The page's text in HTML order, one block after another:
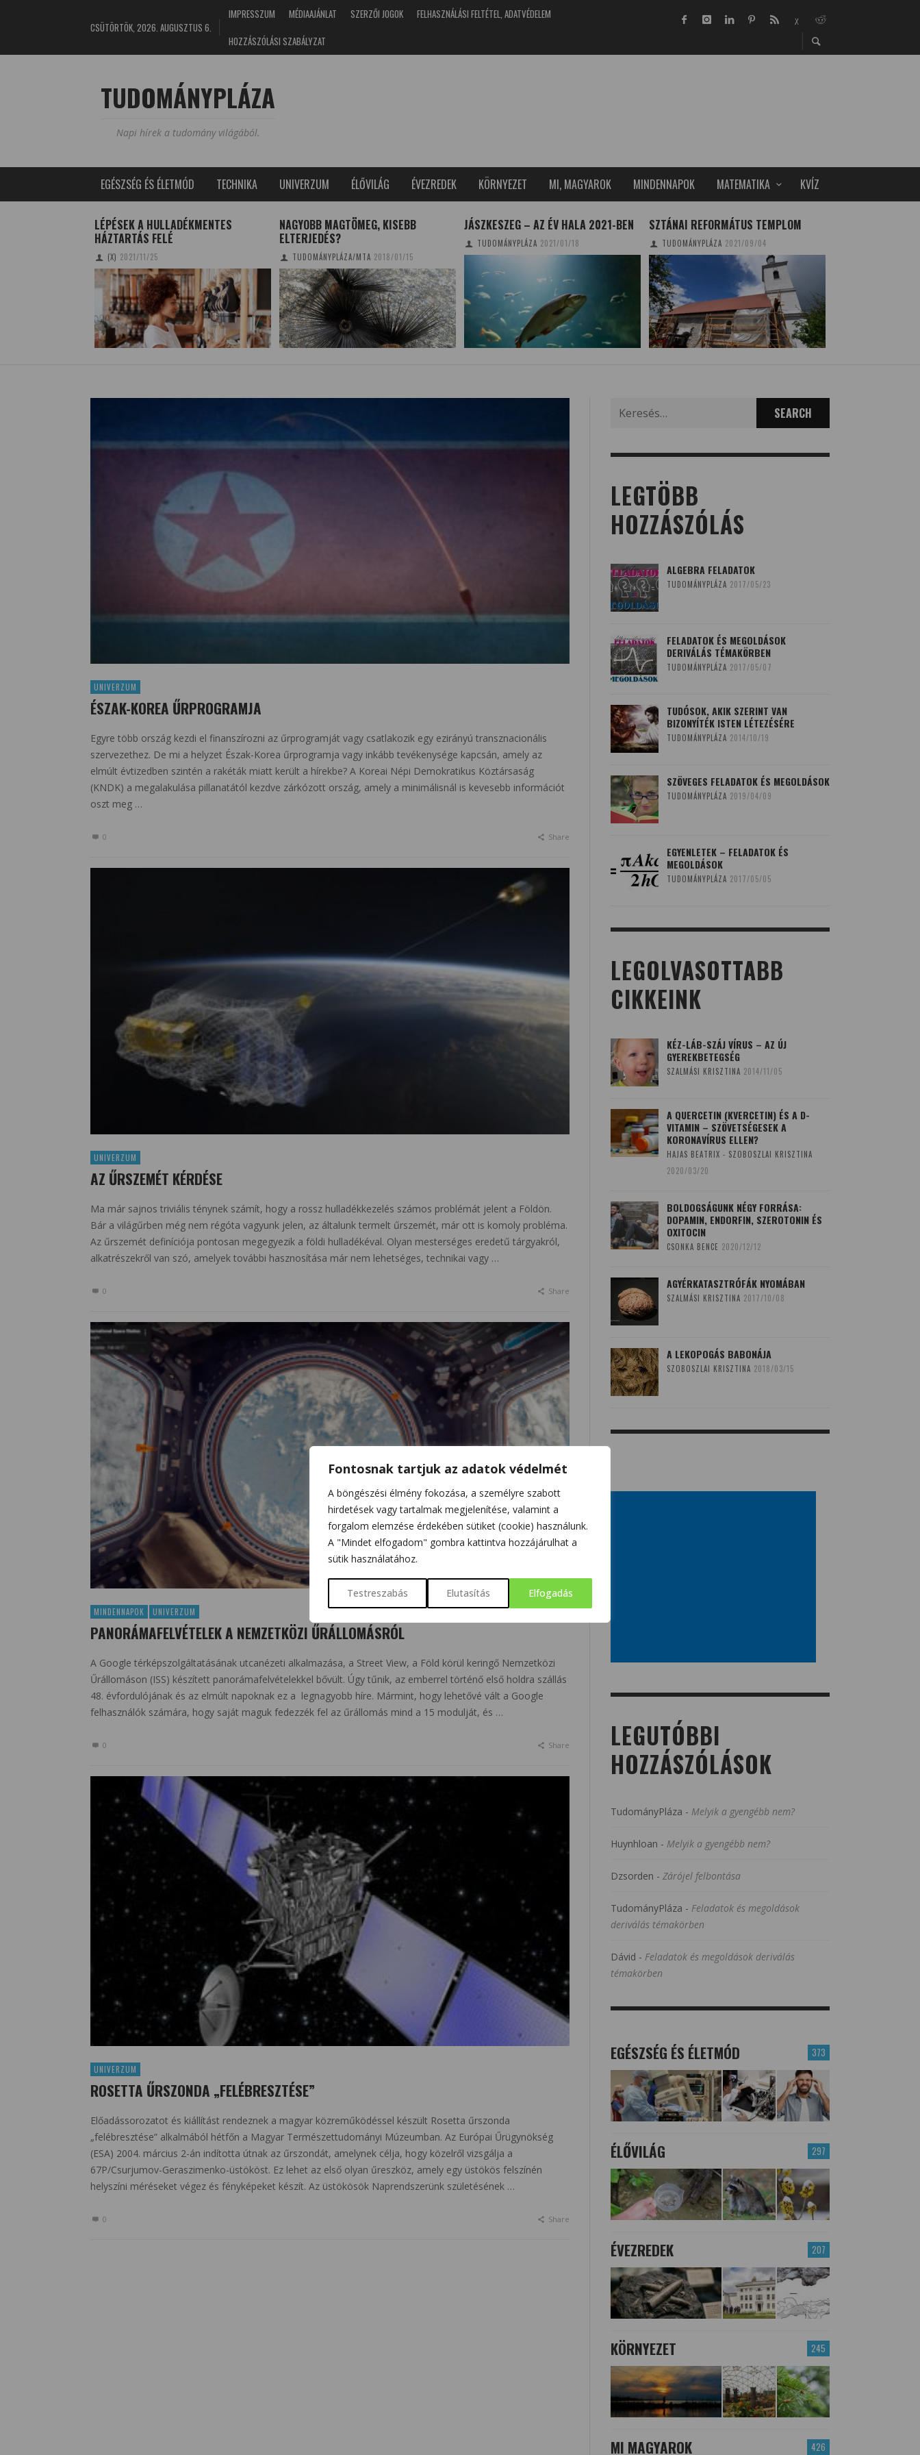
Fontosnak tartjuk az adatok védelmét
A böngészési élmény fokozása, a személyre szabott
hirdetések vagy tartalmak megjelenítése, valamint a
forgalom elemzése érdekében sütiket (cookie) használunk.
A "Mindet elfogadom" gombra kattintva hozzájárulhat a
sütik használatához.
Testreszabás Elutasítás Elfogadás
CSÜTÖRTÖK, 2026. AUGUSZTUS 6.
IMPRESSZUM MÉDIAAJÁNLAT SZERZŐI JOGOK
FELHASZNÁLÁSI FELTÉTEL, ADATVÉDELEM
HOZZÁSZÓLÁSI SZABÁLYZAT
TUDOMÁNYPLÁZA
Napi hírek a tudomány világából.
EGÉSZSÉG ÉS ÉLETMÓD TECHNIKA UNIVERZUM ÉLŐVILÁG ÉVEZREDEK KÖRNYEZET MI, MAGYAROK MINDENNAPOK MATEMATIKA KVÍZ
LÉPÉSEK A HULLADÉKMENTES
HÁZTARTÁS FELÉ
(X) 2021/11/25
NAGYOBB MAGTÖMEG, KISEBB
ELTERJEDÉS?
TUDOMÁNYPLÁZA/MTA 2018/01/15
JÁSZKESZEG – AZ ÉV HALA 2021-BEN
TUDOMÁNYPLÁZA 2021/01/18
SZTÁNAI REFORMÁTUS TEMPLOM
TUDOMÁNYPLÁZA 2021/09/04
UNIVERZUM
ÉSZAK-KOREA ŰRPROGRAMJA
Egyre több ország kezdi el finanszírozni az űrprogramját vagy csatlakozik egy ezirányú transznacionális
szervezethez. De mi a helyzet Észak-Korea űrprogramja vagy inkább tevékenysége kapcsán, amely az
elmúlt évtizedben szintén a rakéták miatt került a hírekbe? A Koreai Népi Demokratikus Köztársaság
(KNDK) a megalakulása pillanatától kezdve zárkózott ország, amely a minimálisnál is kevesebb információt
oszt meg …
0 Share
UNIVERZUM
AZ ŰRSZEMÉT KÉRDÉSE
Ma már sajnos triviális ténynek számít, hogy a rossz hulladékkezelés számos problémát jelent a Földön.
Bár a világűrben még nem régóta vagyunk jelen, az általunk termelt űrszemét, már ott is komoly probléma.
Az űrszemét definíciója pontosan megegyezik a földi hulladékéval. Olyan mesterséges eredetű tárgyakról,
alkatrészekről van szó, amelyek további hasznosítása már nem lehetséges, technikai vagy …
0 Share
MINDENNAPOK UNIVERZUM
PANORÁMAFELVÉTELEK A NEMZETKÖZI ŰRÁLLOMÁSRÓL
A Google térképszolgáltatásának utcanézeti alkalmazása, a Street View, a Föld körül keringő Nemzetközi
Űrállomáson (ISS) készített panorámafelvételekkel bővült. Úgy tűnik, az emberrel történő első holdra szállás
48. évfordulójának és az elmúlt napoknak ez a legnagyobb híre. Mármint, hogy lehetővé vált a Google
felhasználók számára, hogy saját maguk fedezzék fel az űrállomás mind a 15 modulját, és …
0 Share
UNIVERZUM
ROSETTA ŰRSZONDA „FELÉBRESZTÉSE”
Előadássorozatot és kiállítást rendeznek a magyar közreműködéssel készült Rosetta űrszonda
„felébresztése” alkalmából hétfőn a Magyar Természettudományi Múzeumban. Az Európai Űrügynökség
(ESA) 2004. március 2-án indította útnak az űrszondát, amelynek célja, hogy közelről vizsgálja a
67P/Csurjumov-Geraszimenko-üstököst. Ez lehet az első olyan űreszköz, amely egy üstökös felszínén
helyszíni méréseket végez és fényképeket készít. Az üstökösök Naprendszerünk születésének …
0 Share
for:
LEGTÖBB
HOZZÁSZÓLÁS
ALGEBRA FELADATOK
TUDOMÁNYPLÁZA 2017/05/23
FELADATOK ÉS MEGOLDÁSOK
DERIVÁLÁS TÉMAKÖRBEN
TUDOMÁNYPLÁZA 2017/05/07
TUDÓSOK, AKIK SZERINT VAN
BIZONYÍTÉK ISTEN LÉTEZÉSÉRE
TUDOMÁNYPLÁZA 2014/10/19
SZÖVEGES FELADATOK ÉS MEGOLDÁSOK
TUDOMÁNYPLÁZA 2019/04/09
EGYENLETEK – FELADATOK ÉS
MEGOLDÁSOK
TUDOMÁNYPLÁZA 2017/05/05
LEGOLVASOTTABB
CIKKEINK
KÉZ-LÁB-SZÁJ VÍRUS – AZ ÚJ
GYEREKBETEGSÉG
SZALMÁSI KRISZTINA 2014/11/05
A QUERCETIN (KVERCETIN) ÉS A D-
VITAMIN – SZÖVETSÉGESEK A
KORONAVÍRUS ELLEN?
HAJAS BEATRIX - SZOBOSZLAI KRISZTINA
2020/03/20
BOLDOGSÁGUNK NÉGY FORRÁSA:
DOPAMIN, ENDORFIN, SZEROTONIN ÉS
OXITOCIN
CSONKA BENCE 2020/12/12
AGYÉRKATASZTRÓFÁK NYOMÁBAN
SZALMÁSI KRISZTINA 2017/10/08
A LEKOPOGÁS BABONÁJA
SZOBOSZLAI KRISZTINA 2018/03/15
LEGUTÓBBI
HOZZÁSZÓLÁSOK
TudományPláza - Melyik a gyengébb nem?
Huynhloan - Melyik a gyengébb nem?
Dzsorden - Zárójel felbontása
TudományPláza - Feladatok és megoldások
deriválás témakörben
Dávid - Feladatok és megoldások deriválás
témakörben
373
EGÉSZSÉG ÉS ÉLETMÓD
297
ÉLŐVILÁG
207
ÉVEZREDEK
245
KÖRNYEZET
426
MI MAGYAROK